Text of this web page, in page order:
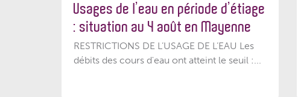
Usages de l’eau en période d’étiage
: situation au 4 août en Mayenne
RESTRICTIONS DE L’USAGE DE L’EAU Les
débits des cours d'eau ont atteint le seuil :...